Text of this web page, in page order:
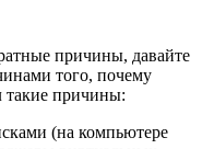
причины, давайте
того, почему
такие причины:
(на компьютере